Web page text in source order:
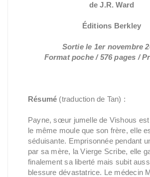
de J.R. Ward
Éditions Berkley
Sortie le 1er novembre
Format poche / 576 pages /
Résumé (traduction de Tan) :
Payne, sœur jumelle de Vishous est
le même moule que son frère, elle
séduisante. Emprisonnée pendant
par sa mère, la Vierge Scribe, elle
finalement sa liberté mais subit
blessure dévastatrice. Le médecin